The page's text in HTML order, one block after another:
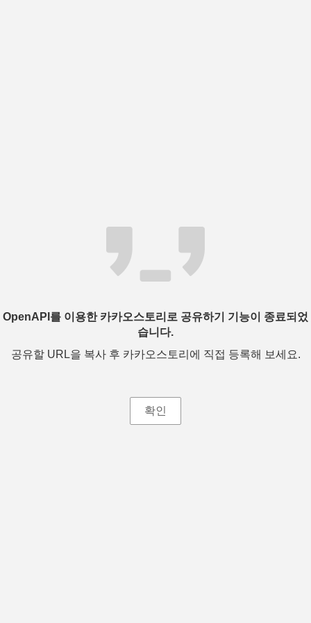
OpenAPI를 이용한 카카오스토리로 공유하기 기능이 종료되었
습니다.
공유할 URL을 복사 후 카카오스토리에 직접 등록해 보세요.
확인